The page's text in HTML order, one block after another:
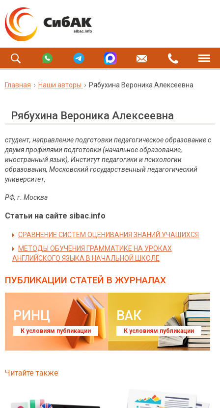
Главная Наши авторы Рябухина Вероника Алексеевна
Рябухина Вероника Алексеевна
студент, направление подготовки педагогическое образование с
двумя профилями подготовки (начальное образование,
иностранный язык), Институт педагогики и психологии
образования, Московский государственный педагогический
университет,
РФ, г. Москва
Статьи на сайте sibac.info
СРАВНЕНИЕ СИСТЕМ ОЦЕНИВАНИЯ ЗНАНИЙ УЧАЩИХСЯ
МЕТОДЫ ОБУЧЕНИЯ ГРАММАТИКЕ НА УРОКАХ
АНГЛИЙСКОГО ЯЗЫКА В НАЧАЛЬНОЙ ШКОЛЕ
ПУБЛИКАЦИИ СТАТЕЙ В ЖУРНАЛАХ
РИНЦ
К условиям публикации
ВАК
К условиям публикации
Читайте также